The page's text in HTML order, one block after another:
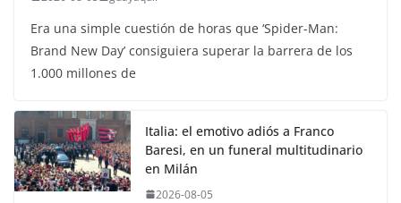
Era una simple cuestión de horas que ‘Spider-Man:
Brand New Day’ consiguiera superar la barrera de los
1.000 millones de
Italia: el emotivo adiós a Franco
Baresi, en un funeral multitudinario
en Milán
2026-08-05